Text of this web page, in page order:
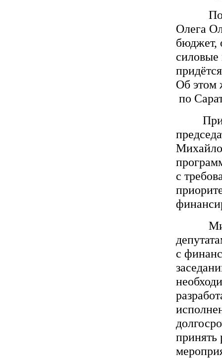
По
Олега
бюджет,
силовые
Об этом
по
с
с
принять